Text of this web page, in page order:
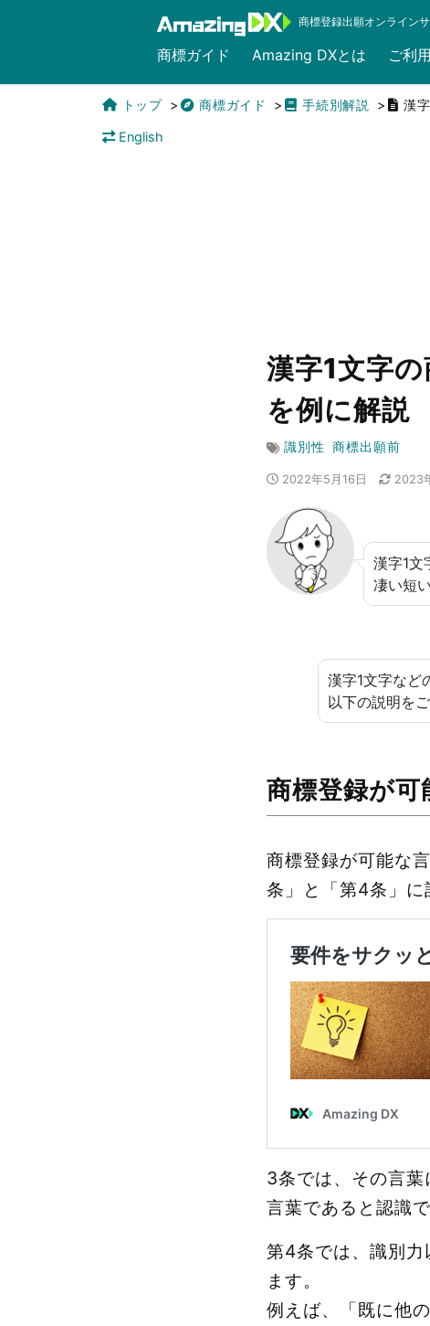
商標登録出願オンライン
商標ガイド Amazing DXとは ご利
トップ 商標ガイド 手続別解説 漢
English
漢字1文字
を例に解説
識別性 商標出願前
2022年5月16日 2023
漢字1文
凄い短
漢字1文字など
以下の説明を
商標登録が可
商標登録が可能な
条」と「第4条」に
3条では、その言
言葉であると認識
第4条では、識別力
ます。
例えば、「既に他